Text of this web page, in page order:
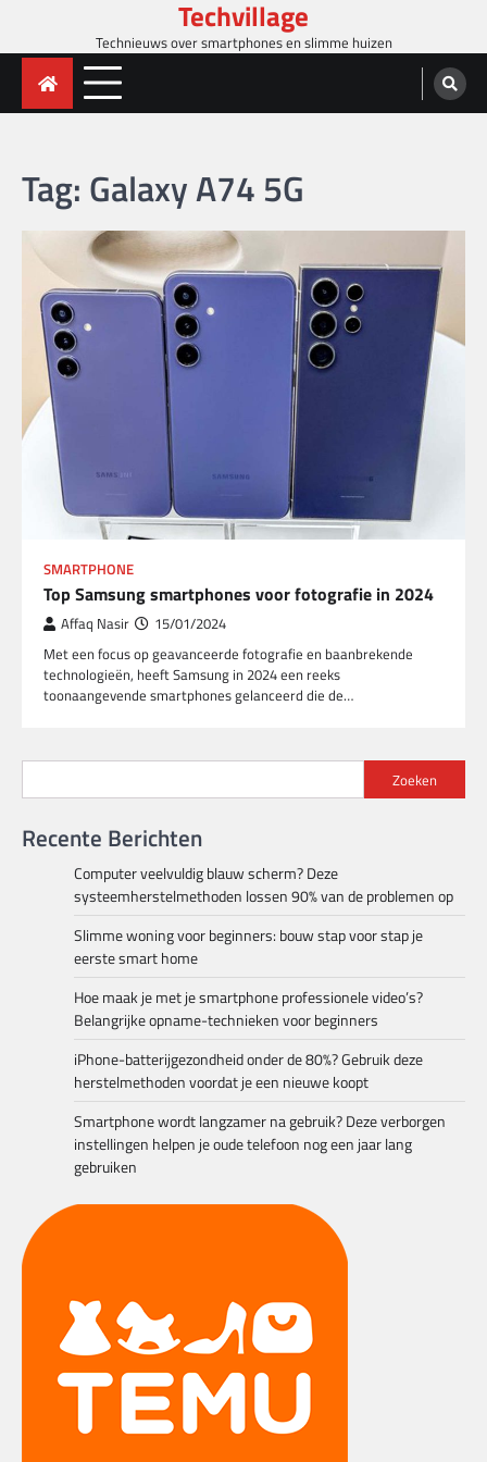
content
Techvillage
Technieuws over smartphones en slimme huizen
Tag: Galaxy A74 5G
SMARTPHONE
Top Samsung smartphones voor fotografie in 2024
Affaq Nasir 15/01/2024
Met een focus op geavanceerde fotografie en baanbrekende
technologieën, heeft Samsung in 2024 een reeks
toonaangevende smartphones gelanceerd die de…
Zoeken
Recente Berichten
Computer veelvuldig blauw scherm? Deze
systeemherstelmethoden lossen 90% van de problemen op
Slimme woning voor beginners: bouw stap voor stap je
eerste smart home
Hoe maak je met je smartphone professionele video’s?
Belangrijke opname-technieken voor beginners
iPhone-batterijgezondheid onder de 80%? Gebruik deze
herstelmethoden voordat je een nieuwe koopt
Smartphone wordt langzamer na gebruik? Deze verborgen
instellingen helpen je oude telefoon nog een jaar lang
gebruiken